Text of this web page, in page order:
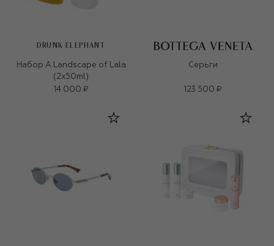
DRUNK ELEPHANT
Набор A Landscape of Lala
(2x50ml)
14 000 ₽
Серьги
123 500 ₽